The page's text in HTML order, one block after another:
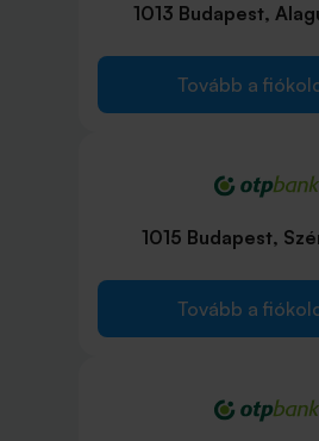
1013 Budapest,
Tovább a
1015 Budapest,
Tovább a